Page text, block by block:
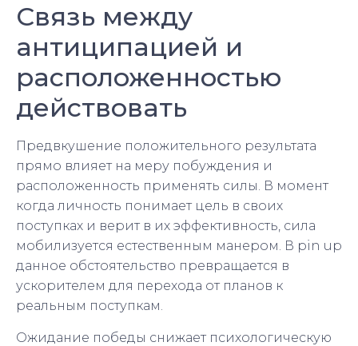
Связь между
антиципацией и
расположенностью
действовать
Предвкушение положительного результата
прямо влияет на меру побуждения и
расположенность применять силы. В момент
когда личность понимает цель в своих
поступках и верит в их эффективность, сила
мобилизуется естественным манером. В pin up
данное обстоятельство превращается в
ускорителем для перехода от планов к
реальным поступкам.
Ожидание победы снижает психологическую